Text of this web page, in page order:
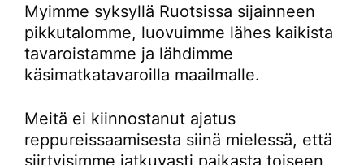
Myimme syksyllä Ruotsissa sijainneen
pikkutalomme, luovuimme lähes kaikista
tavaroistamme ja lähdimme
käsimatkatavaroilla maailmalle.
Meitä ei kiinnostanut ajatus
reppureissaamisesta siinä mielessä, että
siirtyisimme jatkuvasti paikasta toiseen,